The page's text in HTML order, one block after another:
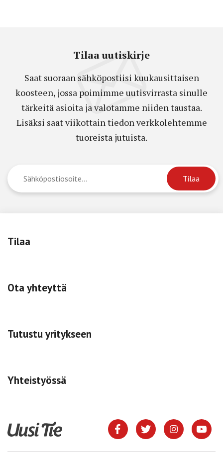
Tilaa uutiskirje
Saat suoraan sähköpostiisi kuukausittaisen
koosteen, jossa poimimme uutisvirrasta sinulle
tärkeitä asioita ja valotamme niiden taustaa.
Lisäksi saat viikottain tiedon verkkolehtemme
tuoreista jutuista.
Tilaa
Ota yhteyttä
Tutustu yritykseen
Yhteistyössä